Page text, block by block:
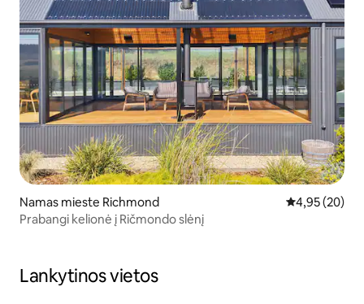
Namas mieste Richmond Vidutinis
4,95 (20)
Prabangi kelionė į Ričmondo slėnį
Lankytinos vietos